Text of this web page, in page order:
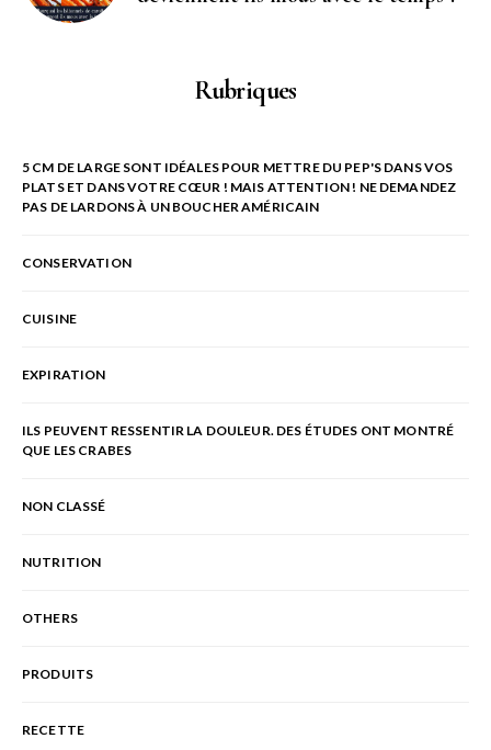
Rubriques
5 CM DE LARGE SONT IDÉALES POUR METTRE DU PEP'S DANS VOS
PLATS ET DANS VOTRE CŒUR ! MAIS ATTENTION ! NE DEMANDEZ
PAS DE LARDONS À UN BOUCHER AMÉRICAIN
CONSERVATION
CUISINE
EXPIRATION
ILS PEUVENT RESSENTIR LA DOULEUR. DES ÉTUDES ONT MONTRÉ
QUE LES CRABES
NON CLASSÉ
NUTRITION
OTHERS
PRODUITS
RECETTE